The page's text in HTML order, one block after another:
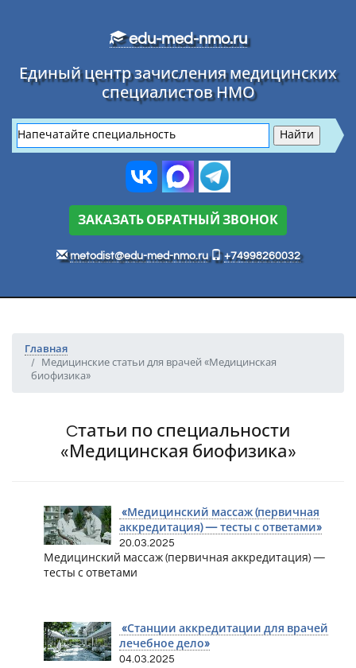
edu-med-nmo.ru
Единый центр зачисления медицинских
специалистов НМО
ЗАКАЗАТЬ ОБРАТНЫЙ ЗВОНОК
metodist@edu-med-nmo.ru +74998260032
Главная
Медицинские статьи для врачей «Медицинская
биофизика»
Cтатьи по специальности
«Медицинская биофизика»
«Медицинский массаж (первичная
аккредитация) — тесты с ответами»
20.03.2025
Медицинский массаж (первичная аккредитация) —
тесты с ответами
«Станции аккредитации для врачей
лечебное дело»
04.03.2025